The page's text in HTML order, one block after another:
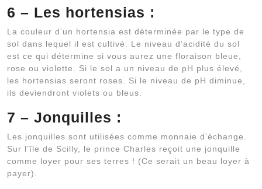
6 – Les hortensias :
La couleur d’un hortensia est déterminée par le type de
sol dans lequel il est cultivé. Le niveau d’acidité du sol
est ce qui détermine si vous aurez une floraison bleue,
rose ou violette. Si le sol a un niveau de pH plus élevé,
les hortensias seront roses. Si le niveau de pH diminue,
ils deviendront violets ou bleus.
7 – Jonquilles :
Les jonquilles sont utilisées comme monnaie d’échange.
Sur l’île de Scilly, le prince Charles reçoit une jonquille
comme loyer pour ses terres ! (Ce serait un beau loyer à
payer).